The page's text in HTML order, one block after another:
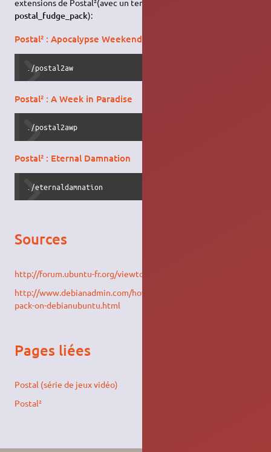
extensions de Postal²(avec un terminal placé dans le dossier
postal_fudge_pack):
Postal² : Apocalypse Weekend
./postal2aw
Postal² : A Week in Paradise
./postal2awp
Postal² : Eternal Damnation
./eternaldamnation
Sources
http://forum.ubuntu-fr.org/viewtopic.php?id=426373
http://www.debianadmin.com/how-to-install-postal-2-fudge-
pack-on-debianubuntu.html
Pages liées
Postal (série de jeux vidéo)
Postal²